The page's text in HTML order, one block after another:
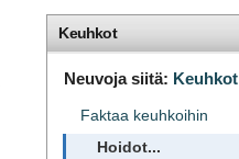
Keuhkot
Neuvoja siitä: Keuhkot
Faktaa keuhkoihin
Hoidot...